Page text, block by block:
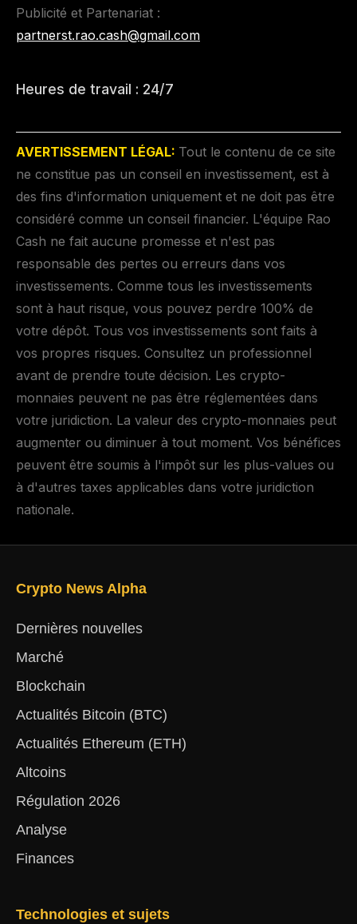
Publicité et Partenariat :
partnerst.rao.cash@gmail.com
Heures de travail : 24/7
AVERTISSEMENT LÉGAL: Tout le contenu de ce site
ne constitue pas un conseil en investissement, est à
des fins d'information uniquement et ne doit pas être
considéré comme un conseil financier. L'équipe Rao
Cash ne fait aucune promesse et n'est pas
responsable des pertes ou erreurs dans vos
investissements. Comme tous les investissements
sont à haut risque, vous pouvez perdre 100% de
votre dépôt. Tous vos investissements sont faits à
vos propres risques. Consultez un professionnel
avant de prendre toute décision. Les crypto-
monnaies peuvent ne pas être réglementées dans
votre juridiction. La valeur des crypto-monnaies peut
augmenter ou diminuer à tout moment. Vos bénéfices
peuvent être soumis à l'impôt sur les plus-values ou
à d'autres taxes applicables dans votre juridiction
nationale.
Crypto News Alpha
Dernières nouvelles
Marché
Blockchain
Actualités Bitcoin (BTC)
Actualités Ethereum (ETH)
Altcoins
Régulation 2026
Analyse
Finances
Technologies et sujets